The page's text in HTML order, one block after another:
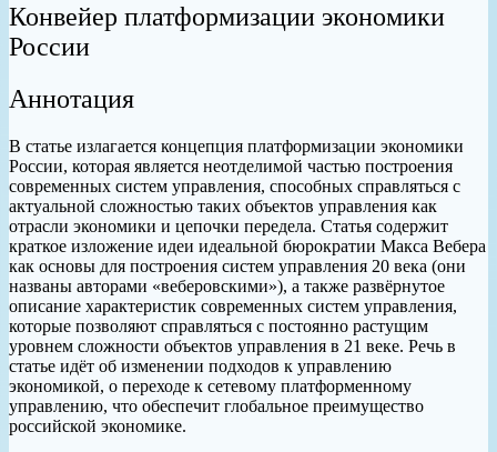
Конвейер платформизации экономики
России
Аннотация
В статье излагается концепция платформизации экономики
России, которая является неотделимой частью построения
современных систем управления, способных справляться с
актуальной сложностью таких объектов управления как
отрасли экономики и цепочки передела. Статья содержит
краткое изложение идеи идеальной бюрократии Макса Вебера
как основы для построения систем управления 20 века (они
названы авторами «веберовскими»), а также развёрнутое
описание характеристик современных систем управления,
которые позволяют справляться с постоянно растущим
уровнем сложности объектов управления в 21 веке. Речь в
статье идёт об изменении подходов к управлению
экономикой, о переходе к сетевому платформенному
управлению, что обеспечит глобальное преимущество
российской экономике.